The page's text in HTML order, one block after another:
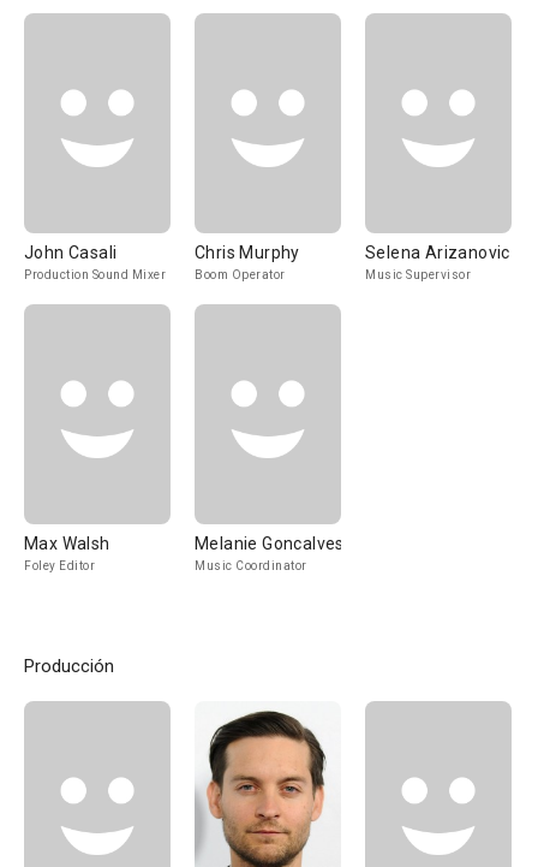
John Casali
Production Sound Mixer
Chris Murphy
Boom Operator
Selena Arizanovic
Music Supervisor
Max Walsh
Foley Editor
Melanie Goncalves
Music Coordinator
Producción